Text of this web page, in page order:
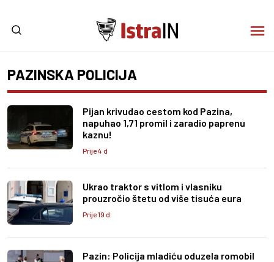
PAZINSKA POLICIJA
Pijan krivudao cestom kod Pazina,
napuhao 1,71 promil i zaradio paprenu
kaznu!
Prije 4 d
Ukrao traktor s vitlom i vlasniku
prouzročio štetu od više tisuća eura
Prije 19 d
Pazin: Policija mladiću oduzela romobil